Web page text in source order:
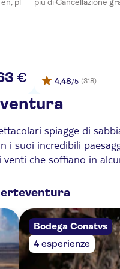
€ 4,48/5 (318)
spiagge di
i suoi incredibili
che soffiano in
a Fuerteventura
Fuerteventura non
l'antica capitale
marine, e Pájara,
su un 4x4
i viaggi attraverso
Bodega Conatvs
4 esperienze